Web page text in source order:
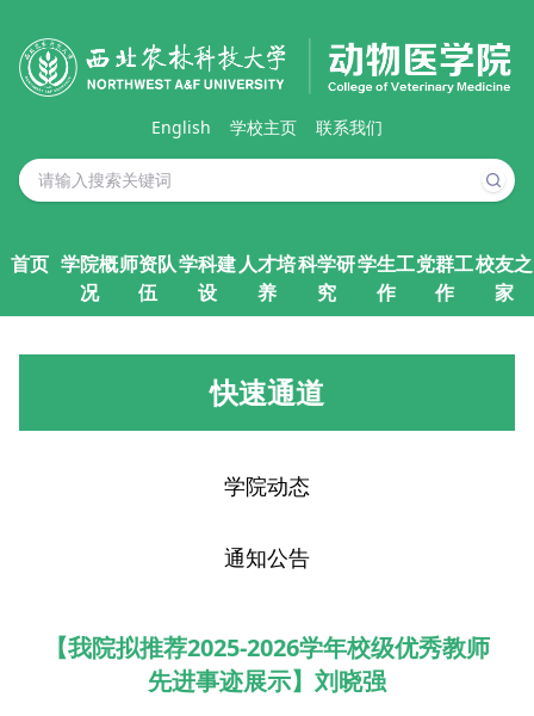
English 学校主页 联系我们
首页 学院概
况
师资队
伍
学科建
设
人才培
养
科学研
究
学生工
作
党群工
作
校友之
家
快速通道
学院动态
通知公告
【我院拟推荐2025-2026学年校级优秀教师
先进事迹展示】刘晓强